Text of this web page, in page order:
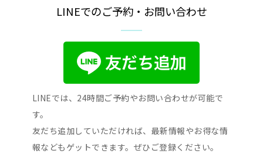
LINEでのご予約・お問い合わせ
LINEでは、24時間ご予約やお問い合わせが可能で
す。
友だち追加していただければ、最新情報やお得な情
報などもゲットできます。ぜひご登録ください。